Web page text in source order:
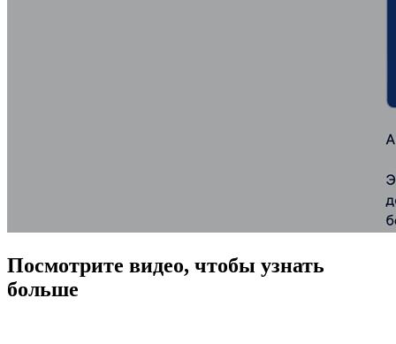
Посмотрите видео, чтобы узнать
больше